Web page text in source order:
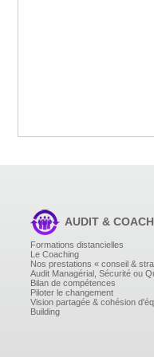
AUDIT &
Formations distancielles
Le Coaching
Nos prestations « conseil &
Audit Managérial, Sécurité ou
Bilan de compétences
Piloter le changement
Vision partagée & cohésion
Building